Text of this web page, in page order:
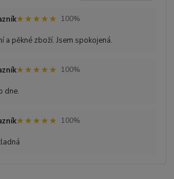
★★★★★
★★★★★
100%
a pěkné zboží. Jsem spokojená.
★★★★★
★★★★★
100%
dne.
★★★★★
★★★★★
100%